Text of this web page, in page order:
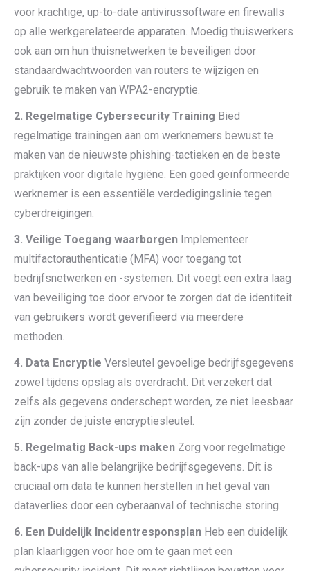
voor krachtige, up-to-date antivirussoftware en firewalls
op alle werkgerelateerde apparaten. Moedig thuiswerkers
ook aan om hun thuisnetwerken te beveiligen door
standaardwachtwoorden van routers te wijzigen en
gebruik te maken van WPA2-encryptie.
2. Regelmatige Cybersecurity Training Bied
regelmatige trainingen aan om werknemers bewust te
maken van de nieuwste phishing-tactieken en de beste
praktijken voor digitale hygiëne. Een goed geïnformeerde
werknemer is een essentiële verdedigingslinie tegen
cyberdreigingen.
3. Veilige Toegang waarborgen Implementeer
multifactorauthenticatie (MFA) voor toegang tot
bedrijfsnetwerken en -systemen. Dit voegt een extra laag
van beveiliging toe door ervoor te zorgen dat de identiteit
van gebruikers wordt geverifieerd via meerdere
methoden.
4. Data Encryptie Versleutel gevoelige bedrijfsgegevens
zowel tijdens opslag als overdracht. Dit verzekert dat
zelfs als gegevens onderschept worden, ze niet leesbaar
zijn zonder de juiste encryptiesleutel.
5. Regelmatig Back-ups maken Zorg voor regelmatige
back-ups van alle belangrijke bedrijfsgegevens. Dit is
cruciaal om data te kunnen herstellen in het geval van
dataverlies door een cyberaanval of technische storing.
6. Een Duidelijk Incidentresponsplan Heb een duidelijk
plan klaarliggen voor hoe om te gaan met een